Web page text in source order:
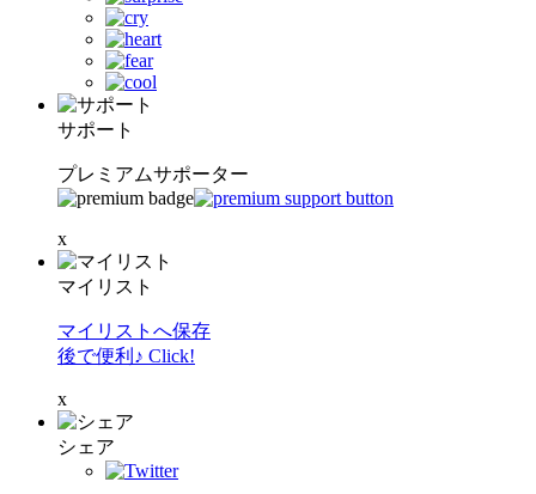
サポート
プレミアムサポーター
x
マイリスト
マイリストへ保存
後で便利♪ Click!
x
シェア